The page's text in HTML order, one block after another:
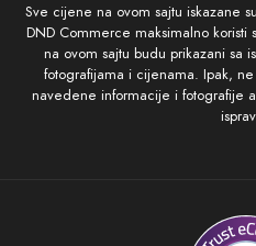
Sve cijene na ovom sajtu iskazane
DND Commerce maksimalno koristi
na ovom sajtu budu prikazani sa
fotografijama i cijenama. Ipak,
navedene informacije i fotografije